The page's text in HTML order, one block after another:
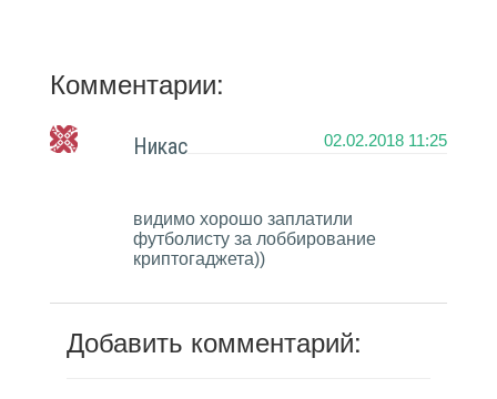
Комментарии:
Никас 02.02.2018 11:25
видимо хорошо заплатили
футболисту за лоббирование
криптогаджета))
Добавить комментарий: